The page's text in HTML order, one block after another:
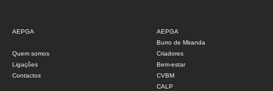
AEPGA
Quem somos
Ligações
Contactos
AEPGA
Burro de Miranda
Criadores
Bem-estar
CVBM
CALP